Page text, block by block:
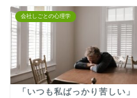
会社しごとの心理学
「いつも私ばっかり苦しい」